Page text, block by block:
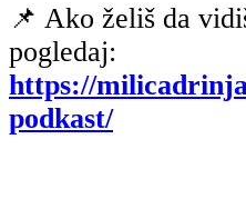
📌 Ako želiš da
pogledaj:
https://
podkast/